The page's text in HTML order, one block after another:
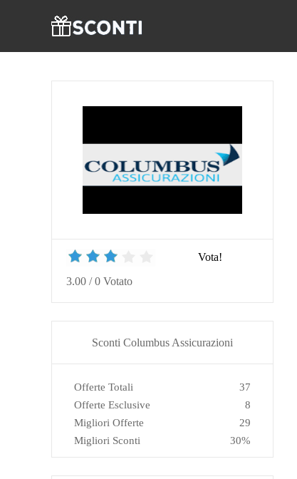
Vota!
3.00 / 0 Votato
Sconti Columbus Assicurazioni
Offerte Totali
37
Offerte Esclusive
8
Migliori Offerte
29
Migliori Sconti
30%